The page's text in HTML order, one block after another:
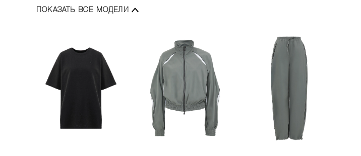
ПОКАЗАТЬ ВСЕ МОДЕЛИ